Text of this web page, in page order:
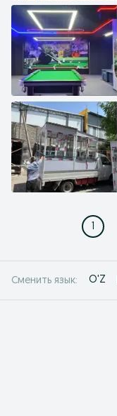
1
Сменить язык: O'Z